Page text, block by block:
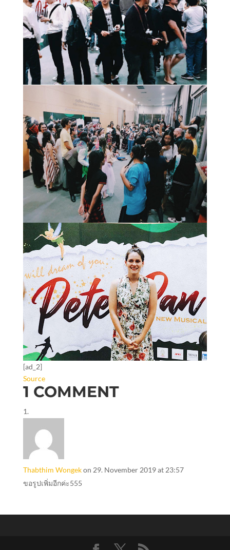
[ad_2]
Source
1 COMMENT
Thabthim Wongekon 29. November 2019 at 23:57
ขอรูปเพิ่มอีกค่ะ555